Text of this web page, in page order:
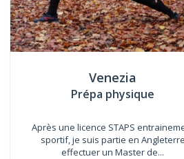
Venezia
Prépa physique
Après une licence STAPS
sportif, je suis partie en Angleterre
effectuer un Master de...